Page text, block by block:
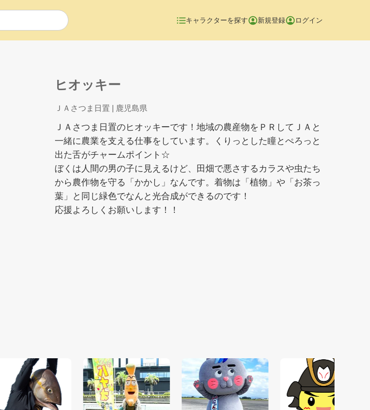
キャラクターを探す 新規登録 ログイン
ヒオッキー
ＪＡさつま日置 | 鹿児島県
ＪＡさつま日置のヒオッキーです！地域の農産物をＰＲしてＪＡと
一緒に農業を支える仕事をしています。くりっとした瞳とぺろっと
出た舌がチャームポイント☆
ぼくは人間の男の子に見えるけど、田畑で悪さするカラスや虫たち
から農作物を守る「かかし」なんです。着物は「植物」や「お茶っ
葉」と同じ緑色でなんと光合成ができるのです！
応援よろしくお願いします！！